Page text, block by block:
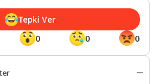
0 0 0
Tepki Ver